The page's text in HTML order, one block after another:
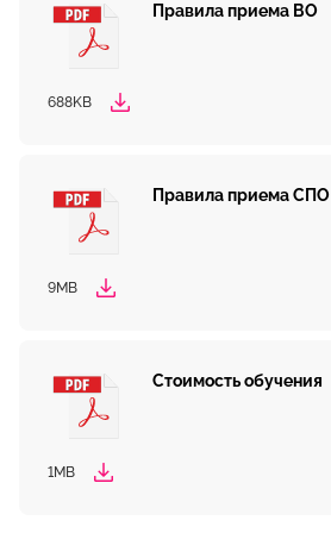
Правила приема ВО
688KB
Правила приема СПО
9MB
Стоимость обучения
1MB